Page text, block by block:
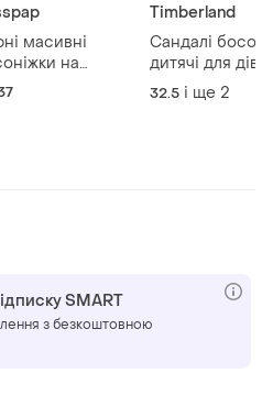
масивні
на
товстому
черные
Timberland
Сандалі
дитячі для
закритим
на липучках
32.5 і ще 2
SMART
з безкоштовною